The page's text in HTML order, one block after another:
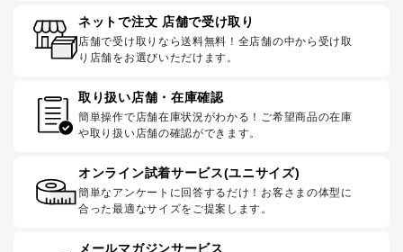
ネットで注文 店舗で受け取り
店舗で受け取りなら送料無料！全店舗の中から受け取
り店舗をお選びいただけます。
取り扱い店舗・在庫確認
簡単操作で店舗在庫状況がわかる！ご希望商品の在庫
や取り扱い店舗の確認ができます。
オンライン試着サービス(ユニサイズ)
簡単なアンケートに回答するだけ！お客さまの体型に
合った最適なサイズをご提案します。
メールマガジンサービス